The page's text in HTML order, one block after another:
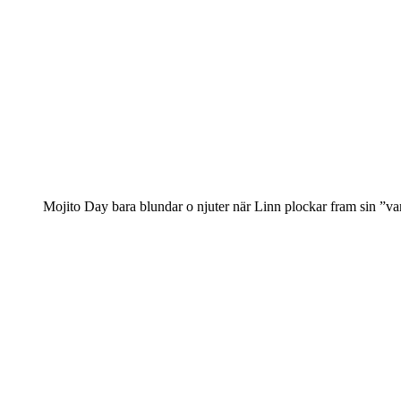
Mojito Day bara blundar o njuter när Linn plockar fram sin